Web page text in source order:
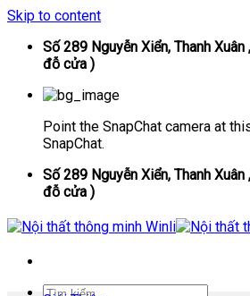
Skip to content
Số 289 Nguyễn Xiển, Thanh
đỗ cửa )
Point the SnapChat camera at
SnapChat.
Số 289 Nguyễn Xiển, Thanh
đỗ cửa )